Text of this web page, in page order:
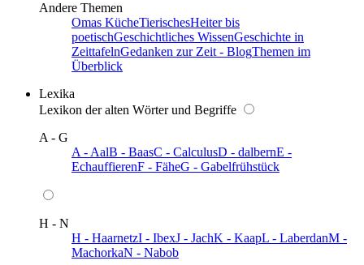
Andere Themen
Omas KücheTierischesHeiter bis
poetischGeschichtliches WissenGeschichte in
ZeittafelnGedanken zur Zeit - BlogThemen im
Überblick
Lexika
Lexikon der alten Wörter und Begriffe
A - G
A - AalB - BaasC - CalculusD - dalbernE -
EchauffierenF - FäheG - Gabelfrühstück
H - N
H - HaarnetzI - IbexJ - JachK - KaapL - LaberdanM -
MachorkaN - Nabob